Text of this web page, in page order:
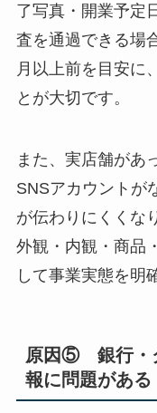
了写真・開業予定
査を通過できる場
月以上前を目安に
とが大切です。
また、実店舗があ
SNSアカウントが
が伝わりにくくな
外観・内観・商品
して事業実態を明
原因⑤ 銀行・
報に問題がある